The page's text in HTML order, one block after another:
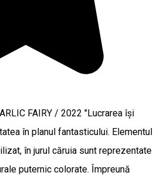
FAIRY / 2022 "Lucrarea își
în planul fantasticului. Elementul
în jurul căruia sunt reprezentate
puternic colorate. Împreună